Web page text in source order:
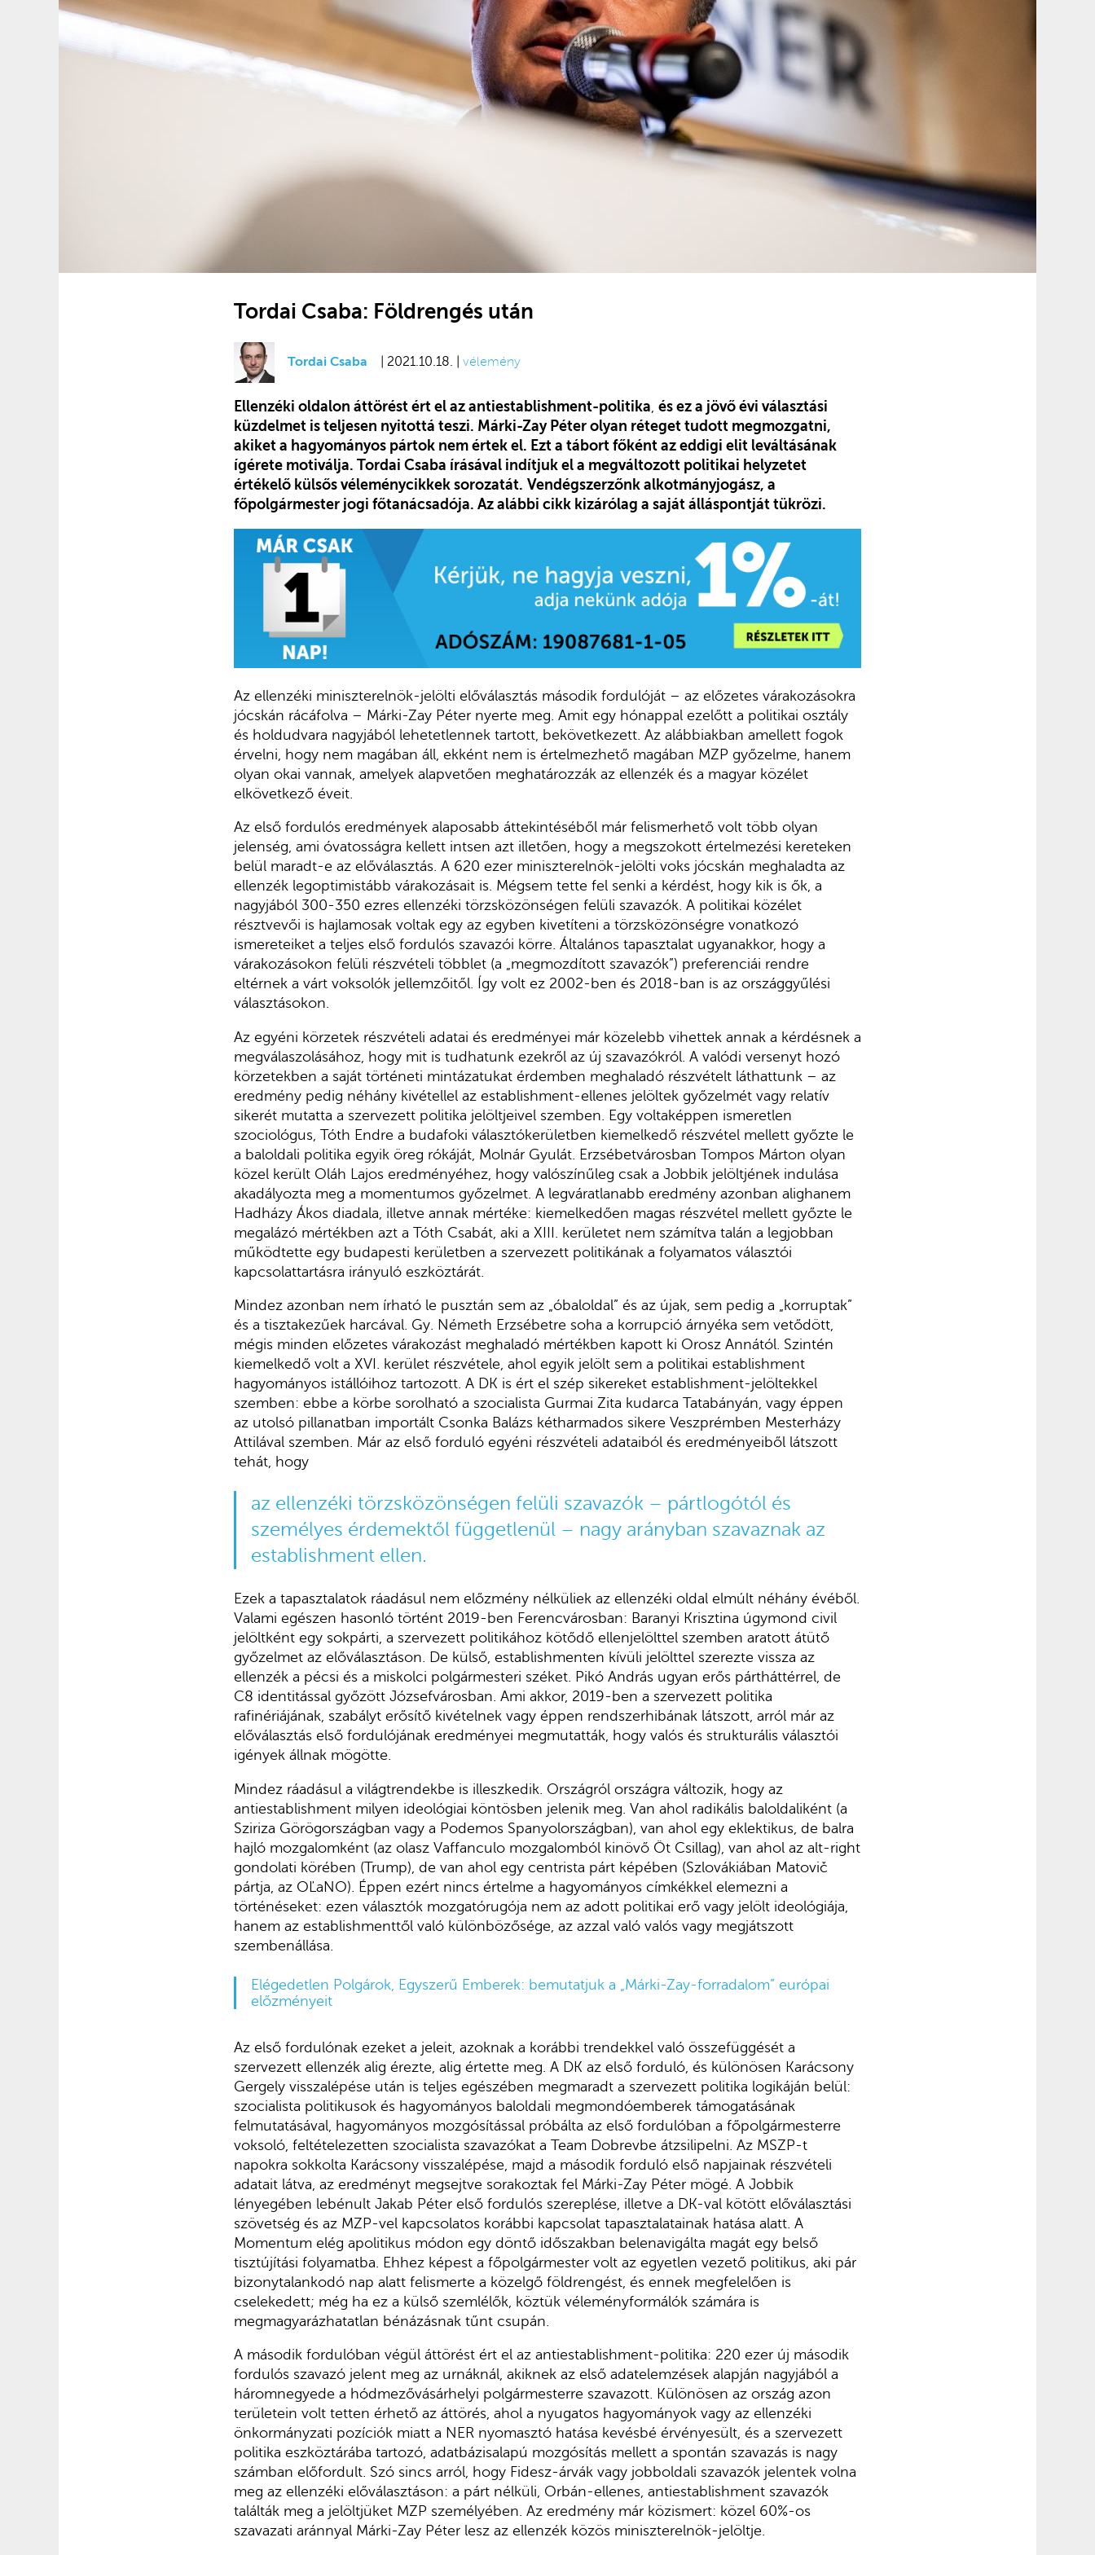
Tordai Csaba: Földrengés után
Tordai Csaba | 2021.10.18. | vélemény
Ellenzéki oldalon áttörést ért el az antiestablishment-politika, és ez a jövő évi választási
küzdelmet is teljesen nyitottá teszi. Márki-Zay Péter olyan réteget tudott megmozgatni,
akiket a hagyományos pártok nem értek el. Ezt a tábort főként az eddigi elit leváltásának
ígérete motiválja. Tordai Csaba írásával indítjuk el a megváltozott politikai helyzetet
értékelő külsős véleménycikkek sorozatát. Vendégszerzőnk alkotmányjogász, a
főpolgármester jogi főtanácsadója. Az alábbi cikk kizárólag a saját álláspontját tükrözi.
Az ellenzéki miniszterelnök-jelölti előválasztás második fordulóját – az előzetes várakozásokra
jócskán rácáfolva – Márki-Zay Péter nyerte meg. Amit egy hónappal ezelőtt a politikai osztály
és holdudvara nagyjából lehetetlennek tartott, bekövetkezett. Az alábbiakban amellett fogok
érvelni, hogy nem magában áll, ekként nem is értelmezhető magában MZP győzelme, hanem
olyan okai vannak, amelyek alapvetően meghatározzák az ellenzék és a magyar közélet
elkövetkező éveit.
Az első fordulós eredmények alaposabb áttekintéséből már felismerhető volt több olyan
jelenség, ami óvatosságra kellett intsen azt illetően, hogy a megszokott értelmezési kereteken
belül maradt-e az előválasztás. A 620 ezer miniszterelnök-jelölti voks jócskán meghaladta az
ellenzék legoptimistább várakozásait is. Mégsem tette fel senki a kérdést, hogy kik is ők, a
nagyjából 300-350 ezres ellenzéki törzsközönségen felüli szavazók. A politikai közélet
résztvevői is hajlamosak voltak egy az egyben kivetíteni a törzsközönségre vonatkozó
ismereteiket a teljes első fordulós szavazói körre. Általános tapasztalat ugyanakkor, hogy a
várakozásokon felüli részvételi többlet (a „megmozdított szavazók”) preferenciái rendre
eltérnek a várt voksolók jellemzőitől. Így volt ez 2002-ben és 2018-ban is az országgyűlési
választásokon.
Az egyéni körzetek részvételi adatai és eredményei már közelebb vihettek annak a kérdésnek a
megválaszolásához, hogy mit is tudhatunk ezekről az új szavazókról. A valódi versenyt hozó
körzetekben a saját történeti mintázatukat érdemben meghaladó részvételt láthattunk – az
eredmény pedig néhány kivétellel az establishment-ellenes jelöltek győzelmét vagy relatív
sikerét mutatta a szervezett politika jelöltjeivel szemben. Egy voltaképpen ismeretlen
szociológus, Tóth Endre a budafoki választókerületben kiemelkedő részvétel mellett győzte le
a baloldali politika egyik öreg rókáját, Molnár Gyulát. Erzsébetvárosban Tompos Márton olyan
közel került Oláh Lajos eredményéhez, hogy valószínűleg csak a Jobbik jelöltjének indulása
akadályozta meg a momentumos győzelmet. A legváratlanabb eredmény azonban alighanem
Hadházy Ákos diadala, illetve annak mértéke: kiemelkedően magas részvétel mellett győzte le
megalázó mértékben azt a Tóth Csabát, aki a XIII. kerületet nem számítva talán a legjobban
működtette egy budapesti kerületben a szervezett politikának a folyamatos választói
kapcsolattartásra irányuló eszköztárát.
Mindez azonban nem írható le pusztán sem az „óbaloldal” és az újak, sem pedig a „korruptak”
és a tisztakezűek harcával. Gy. Németh Erzsébetre soha a korrupció árnyéka sem vetődött,
mégis minden előzetes várakozást meghaladó mértékben kapott ki Orosz Annától. Szintén
kiemelkedő volt a XVI. kerület részvétele, ahol egyik jelölt sem a politikai establishment
hagyományos istállóihoz tartozott. A DK is ért el szép sikereket establishment-jelöltekkel
szemben: ebbe a körbe sorolható a szocialista Gurmai Zita kudarca Tatabányán, vagy éppen
az utolsó pillanatban importált Csonka Balázs kétharmados sikere Veszprémben Mesterházy
Attilával szemben. Már az első forduló egyéni részvételi adataiból és eredményeiből látszott
tehát, hogy
az ellenzéki törzsközönségen felüli szavazók – pártlogótól és
személyes érdemektől függetlenül – nagy arányban szavaznak az
establishment ellen.
Ezek a tapasztalatok ráadásul nem előzmény nélküliek az ellenzéki oldal elmúlt néhány évéből.
Valami egészen hasonló történt 2019-ben Ferencvárosban: Baranyi Krisztina úgymond civil
jelöltként egy sokpárti, a szervezett politikához kötődő ellenjelölttel szemben aratott átütő
győzelmet az előválasztáson. De külső, establishmenten kívüli jelölttel szerezte vissza az
ellenzék a pécsi és a miskolci polgármesteri széket. Pikó András ugyan erős pártháttérrel, de
C8 identitással győzött Józsefvárosban. Ami akkor, 2019-ben a szervezett politika
rafinériájának, szabályt erősítő kivételnek vagy éppen rendszerhibának látszott, arról már az
előválasztás első fordulójának eredményei megmutatták, hogy valós és strukturális választói
igények állnak mögötte.
Mindez ráadásul a világtrendekbe is illeszkedik. Országról országra változik, hogy az
antiestablishment milyen ideológiai köntösben jelenik meg. Van ahol radikális baloldaliként (a
Sziriza Görögországban vagy a Podemos Spanyolországban), van ahol egy eklektikus, de balra
hajló mozgalomként (az olasz Vaffanculo mozgalomból kinövő Öt Csillag), van ahol az alt-right
gondolati körében (Trump), de van ahol egy centrista párt képében (Szlovákiában Matovič
pártja, az OĽaNO). Éppen ezért nincs értelme a hagyományos címkékkel elemezni a
történéseket: ezen választók mozgatórugója nem az adott politikai erő vagy jelölt ideológiája,
hanem az establishmenttől való különbözősége, az azzal való valós vagy megjátszott
szembenállása.
Elégedetlen Polgárok, Egyszerű Emberek: bemutatjuk a „Márki-Zay-forradalom” európai
előzményeit
Az első fordulónak ezeket a jeleit, azoknak a korábbi trendekkel való összefüggését a
szervezett ellenzék alig érezte, alig értette meg. A DK az első forduló, és különösen Karácsony
Gergely visszalépése után is teljes egészében megmaradt a szervezett politika logikáján belül:
szocialista politikusok és hagyományos baloldali megmondóemberek támogatásának
felmutatásával, hagyományos mozgósítással próbálta az első fordulóban a főpolgármesterre
voksoló, feltételezetten szocialista szavazókat a Team Dobrevbe átzsilipelni. Az MSZP-t
napokra sokkolta Karácsony visszalépése, majd a második forduló első napjainak részvételi
adatait látva, az eredményt megsejtve sorakoztak fel Márki-Zay Péter mögé. A Jobbik
lényegében lebénult Jakab Péter első fordulós szereplése, illetve a DK-val kötött előválasztási
szövetség és az MZP-vel kapcsolatos korábbi kapcsolat tapasztalatainak hatása alatt. A
Momentum elég apolitikus módon egy döntő időszakban belenavigálta magát egy belső
tisztújítási folyamatba. Ehhez képest a főpolgármester volt az egyetlen vezető politikus, aki pár
bizonytalankodó nap alatt felismerte a közelgő földrengést, és ennek megfelelően is
cselekedett; még ha ez a külső szemlélők, köztük véleményformálók számára is
megmagyarázhatatlan bénázásnak tűnt csupán.
A második fordulóban végül áttörést ért el az antiestablishment-politika: 220 ezer új második
fordulós szavazó jelent meg az urnáknál, akiknek az első adatelemzések alapján nagyjából a
háromnegyede a hódmezővásárhelyi polgármesterre szavazott. Különösen az ország azon
területein volt tetten érhető az áttörés, ahol a nyugatos hagyományok vagy az ellenzéki
önkormányzati pozíciók miatt a NER nyomasztó hatása kevésbé érvényesült, és a szervezett
politika eszköztárába tartozó, adatbázisalapú mozgósítás mellett a spontán szavazás is nagy
számban előfordult. Szó sincs arról, hogy Fidesz-árvák vagy jobboldali szavazók jelentek volna
meg az ellenzéki előválasztáson: a párt nélküli, Orbán-ellenes, antiestablishment szavazók
találták meg a jelöltjüket MZP személyében. Az eredmény már közismert: közel 60%-os
szavazati aránnyal Márki-Zay Péter lesz az ellenzék közös miniszterelnök-jelöltje.